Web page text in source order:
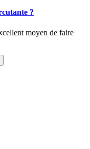
?
moyen de faire